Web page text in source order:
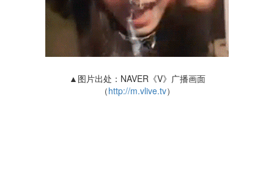
▲图片出处：NAVER《V》广播画面
（http://m.vlive.tv）